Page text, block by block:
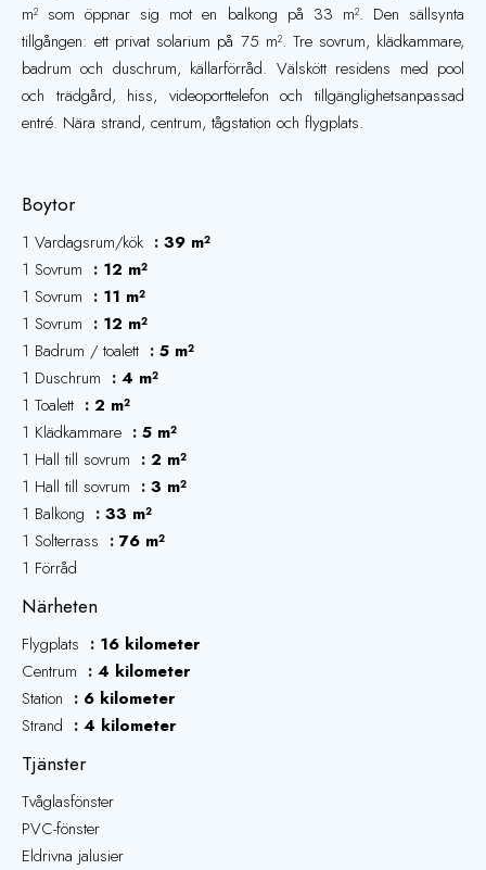
m² som öppnar sig mot en balkong på 33 m². Den sällsynta
tillgången: ett privat solarium på 75 m². Tre sovrum, klädkammare,
badrum och duschrum, källarförråd. Välskött residens med pool
och trädgård, hiss, videoporttelefon och tillgänglighetsanpassad
entré. Nära strand, centrum, tågstation och flygplats.
Boytor
1 Vardagsrum/kök
39 m²
1 Sovrum
12 m²
1 Sovrum
11 m²
1 Sovrum
12 m²
1 Badrum / toalett
5 m²
1 Duschrum
4 m²
1 Toalett
2 m²
1 Klädkammare
5 m²
1 Hall till sovrum
2 m²
1 Hall till sovrum
3 m²
1 Balkong
33 m²
1 Solterrass
76 m²
1 Förråd
Närheten
Flygplats
16 kilometer
Centrum
4 kilometer
Station
6 kilometer
Strand
4 kilometer
Tjänster
Tvåglasfönster
PVC-fönster
Eldrivna jalusier